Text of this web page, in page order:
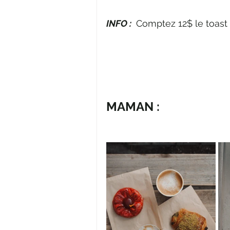
INFO : Comptez 12$ le
MAMAN :